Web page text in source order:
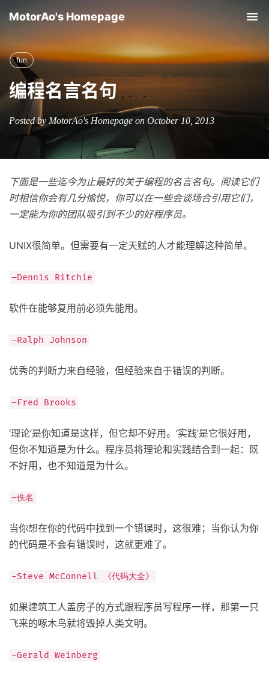
MotorAo's Homepage
fun
编程名言名句
Posted by MotorAo's Homepage on October 10, 2013
下面是一些迄今为止最好的关于编程的名言名句。阅读它们
时相信你会有几分愉悦，你可以在一些会谈场合引用它们，
一定能为你的团队吸引到不少的好程序员。
UNIX很简单。但需要有一定天赋的人才能理解这种简单。
–Dennis Ritchie
软件在能够复用前必须先能用。
–Ralph Johnson
优秀的判断力来自经验，但经验来自于错误的判断。
–Fred Brooks
‘理论’是你知道是这样，但它却不好用。‘实践’是它很好用，
但你不知道是为什么。程序员将理论和实践结合到一起：既
不好用，也不知道是为什么。
–佚名
当你想在你的代码中找到一个错误时，这很难；当你认为你
的代码是不会有错误时，这就更难了。
-Steve McConnell 《代码大全》
如果建筑工人盖房子的方式跟程序员写程序一样，那第一只
飞来的啄木鸟就将毁掉人类文明。
-Gerald Weinberg